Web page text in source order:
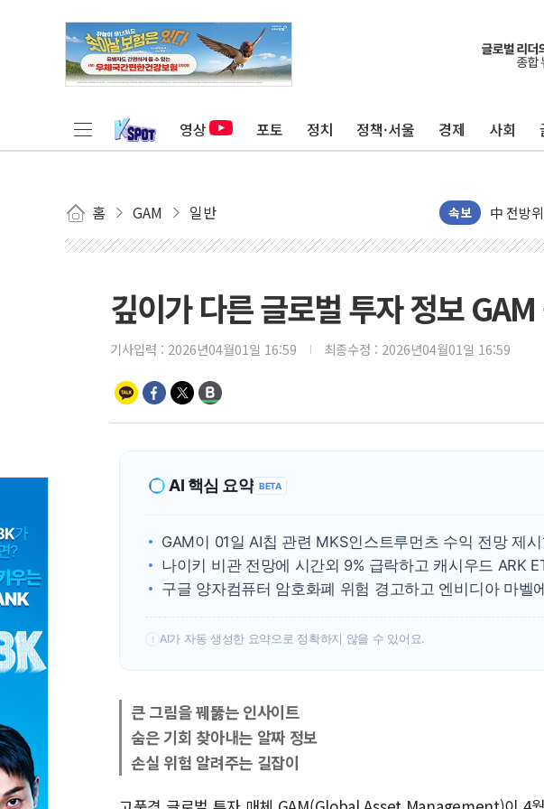
영상 포토 정치 정책·서울 경제 사회
홈 GAM 일반 속보
동해중부
연일 폭
인제 용
동해시,
청양 밭
폭염에
李대통령
'호우
주말 무
오세훈 "
충북 주
민주당,
뉴욕증시
트럼프,
유럽증
깊이가 다른 글로벌 투자 정보
기사입력 : 2026년04월01일 16:59 최종수정 : 2026년04월01일 16:59
AI 핵심 요약 BETA
GAM이 01일 AI칩 관련 MKS인스트루먼츠 수익 전망 제
나이키 비관 전망에 시간외 9% 급락하고 캐시우드 ARK
구글 양자컴퓨터 암호화폐 위험 경고하고 엔비디아 마벨
! AI가 자동 생성한 요약으로 정확하지 않을 수 있어요.
큰 그림을 꿰뚫는 인사이트
숨은 기회 찾아내는 알짜 정보
손실 위험 알려주는 길잡이